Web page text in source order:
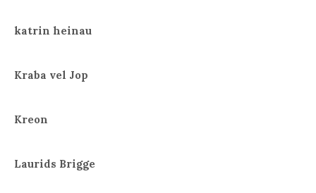
katrin heinau
Kraba vel Jop
Kreon
Laurids Brigge